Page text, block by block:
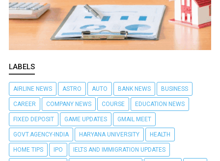
LABELS
AIRLINE NEWS ASTRO AUTO BANK NEWS BUSINESS
CAREER COMPANY NEWS COURSE EDUCATION NEWS
FIXED DEPOSIT GAME UPDATES GMAIL MEET
GOVT.AGENCY-INDIA HARYANA UNIVERSITY HEALTH
HOME TIPS IPO IELTS AND IMMIGRATION UPDATES